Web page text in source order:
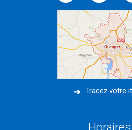
Tracez votre
Horaires